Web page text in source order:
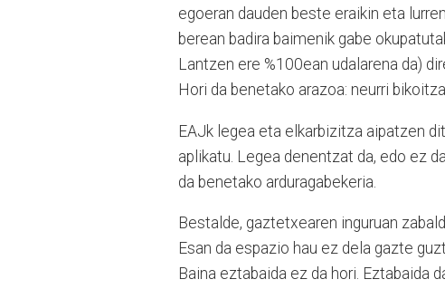
egoeran dauden beste eraikin eta
berean badira baimenik gabe
Lantzen ere %100ean udalarena da)
Hori da benetako arazoa: neurri
EAJk legea eta elkarbizitza aipatzen
aplikatu. Legea denentzat da, edo ez
da benetako arduragabekeria.
Bestalde, gaztetxearen inguruan
Esan da espazio hau ez dela gazte
Baina eztabaida ez da hori. Eztabaida